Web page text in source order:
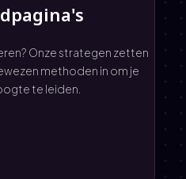
Onze strategen zetten
methoden in om je
te leiden.